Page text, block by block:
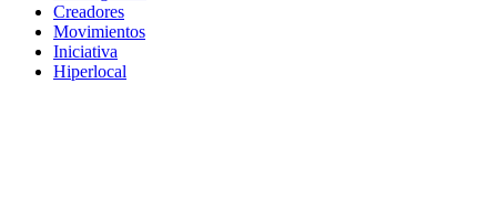
Creadores
Movimientos
Iniciativa
Hiperlocal